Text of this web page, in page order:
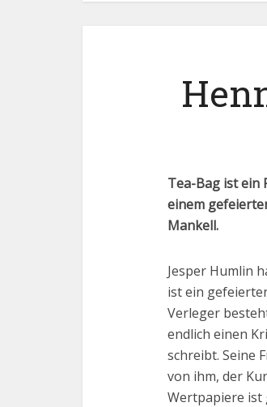
Tea-Bag ist ein
einem
Mankell.
Jesper Humlin
ist ein
Verleger
endlich einen
schreibt. Seine
von ihm, der
Wertpapiere ist